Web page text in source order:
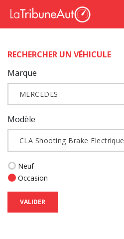
RECHERCHER UN VÉHICULE
Marque
MERCEDES
Modèle
CLA Shooting Brake Electrique
Neuf
Occasion
VALIDER